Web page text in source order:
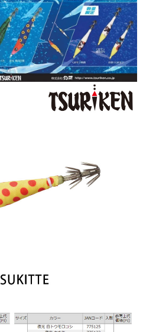
供之「AFTEE先享後付」服務完成之交
人資料，並將交易相關給付款項請求債
以下網址：
代理人或監護人之同意方可使用
辦者引起之損失，本公司不負相關責
依據個別帳號之用戶狀況，依本公司即
額度不足之情形，本公司將視審查結果
聯繫客服）
上)免運費
上)免運費